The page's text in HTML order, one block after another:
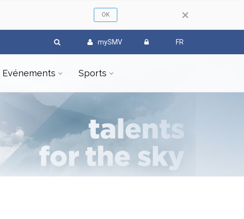
×
mySMV FR
Evénements Sports